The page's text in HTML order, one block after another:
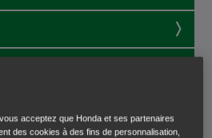
acceptez que Honda et ses partenaires
des cookies à des fins de personnalisation,